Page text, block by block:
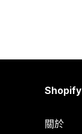
Shopify
關於